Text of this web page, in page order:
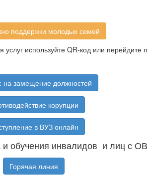
поддержки молодых семей
услуг используйте QR-код или перейдите
на замещение должностей
корупции
в ВУЗ онлайн
обучения инвалидов и лиц с
Горячая линия